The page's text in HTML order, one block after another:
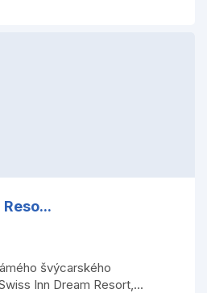
švýcarského
Inn Dream Resort,...